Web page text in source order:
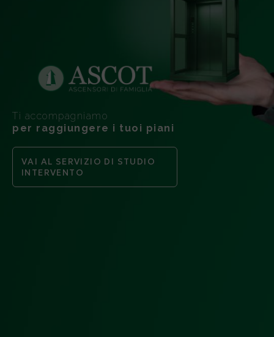
Ti accompagniamo
per raggiungere i tuoi piani
VAI AL SERVIZIO DI STUDIO
INTERVENTO